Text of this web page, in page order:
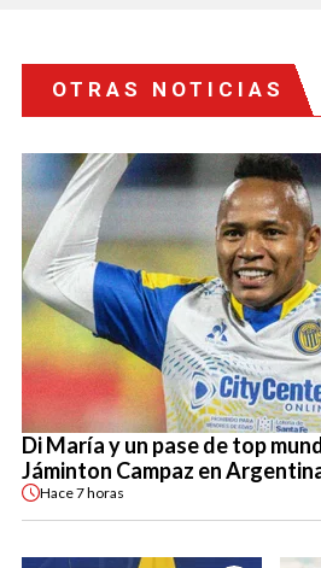
OTRAS NOTICIAS
Di María y un pase de top
Jáminton Campaz en
Hace7 horas